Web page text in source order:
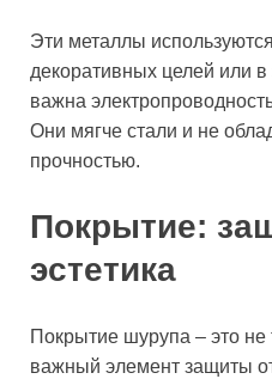
Эти металлы
декоративных целей или в
важна
Они мягче стали и не
прочностью.
Покрытие:
эстетика
Покрытие шурупа – это
важный элемент защиты